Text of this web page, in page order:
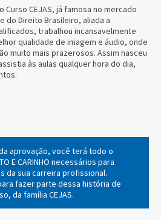
CEJAS, já famosa no mercado
do Direito Brasileiro, aliada a
trabalhou incansavelmente
qualidade de imagem e áudio, onde
muito mais prazerosos. Assim nasceu
às aulas qualquer hora do dia,
aprovação, você terá todo o
E CARINHO necessários para
da sua carreira profissional.
fazer parte dessa história de
da família CEJAS.